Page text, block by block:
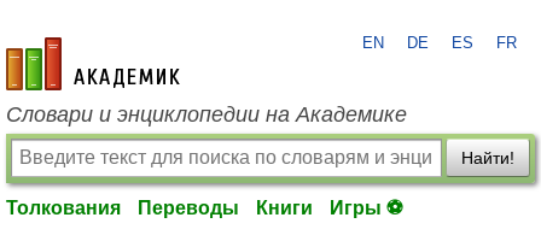
academic.ru
EN DE ES FR
Словари и энциклопедии на Академике
Найти!
Толкования Переводы Книги Игры ⚽